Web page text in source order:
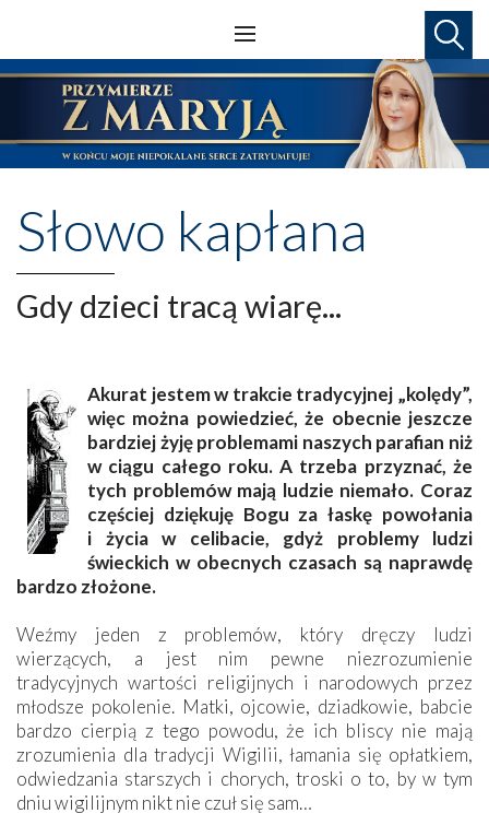
Słowo kapłana
Gdy dzieci tracą wiarę...
Akurat jestem w trakcie tradycyjnej „kolędy”,
więc można powiedzieć, że obecnie jeszcze
bardziej żyję problemami naszych parafian niż
w ciągu całego roku. A trzeba przyznać, że
tych problemów mają ludzie niemało. Coraz
częściej dziękuję Bogu za łaskę powołania
i życia w celibacie, gdyż problemy ludzi
świeckich w obecnych czasach są naprawdę
bardzo złożone.
Weźmy jeden z problemów, który dręczy ludzi
wierzących, a jest nim pewne niezrozumienie
tradycyjnych wartości religijnych i narodowych przez
młodsze pokolenie. Matki, ojcowie, dziadkowie, babcie
bardzo cierpią z tego powodu, że ich bliscy nie mają
zrozumienia dla tradycji Wigilii, łamania się opłatkiem,
odwiedzania starszych i chorych, troski o to, by w tym
dniu wigilijnym nikt nie czuł się sam…